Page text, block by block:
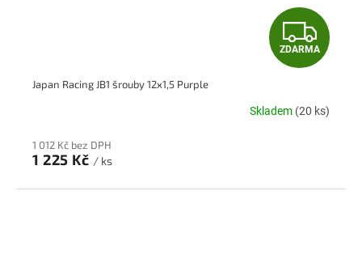
Z
D
A
ZDARMA
Japan Racing JB1 šrouby 12x1,5 Purple
Skladem (20 ks)
1 012 Kč bez DPH
1 225 Kč / ks